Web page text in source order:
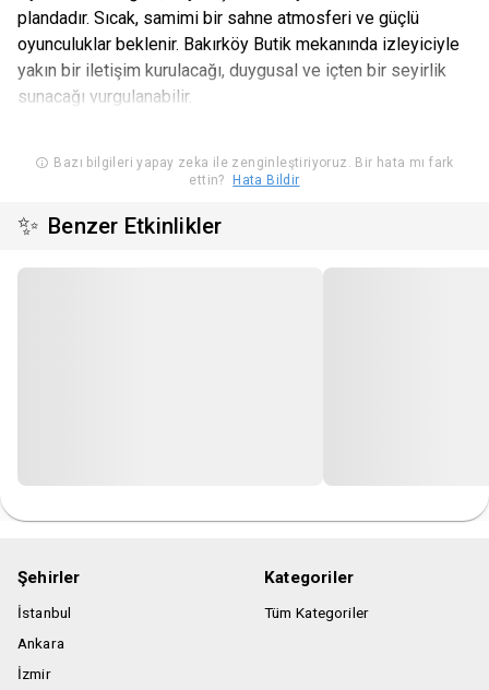
plandadır. Sıcak, samimi bir sahne atmosferi ve güçlü
oyunculuklar beklenir. Bakırköy Butik mekanında izleyiciyle
yakın bir iletişim kurulacağı, duygusal ve içten bir seyirlik
sunacağı vurgulanabilir.
Bazı bilgileri yapay zeka ile zenginleştiriyoruz. Bir hata mı fark
ettin?
Hata Bildir
✨ Benzer Etkinlikler
Şehirler
İstanbul
Ankara
İzmir
Kategoriler
Tüm Kategoriler